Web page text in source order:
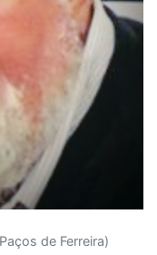
de Ferreira)